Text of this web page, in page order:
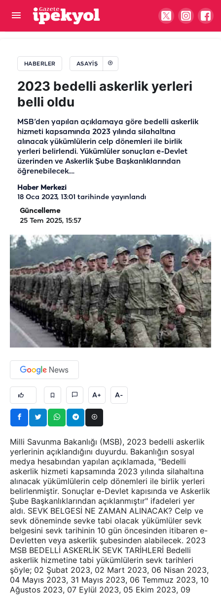
HABERLER ASAYIŞ
2023 bedelli askerlik yerleri
belli oldu
MSB’den yapılan açıklamaya göre bedelli askerlik
hizmeti kapsamında 2023 yılında silahaltına
alınacak yükümlülerin celp dönemleri ile birlik
yerleri belirlendi. Yükümlüler sonuçları e-Devlet
üzerinden ve Askerlik Şube Başkanlıklarından
öğrenebilecek....
Haber Merkezi
18 Oca 2023, 13:01 tarihinde yayınlandı
Güncelleme
25 Tem 2025, 15:57
A+ A-
Milli Savunma Bakanlığı (MSB), 2023 bedelli askerlik
yerlerinin açıklandığını duyurdu. Bakanlığın sosyal
medya hesabından yapılan açıklamada, "Bedelli
askerlik hizmeti kapsamında 2023 yılında silahaltına
alınacak yükümlülerin celp dönemleri ile birlik yerleri
belirlenmiştir. Sonuçlar e-Devlet kapısında ve Askerlik
Şube Başkanlıklarından açıklanmıştır" ifadeleri yer
aldı. SEVK BELGESİ NE ZAMAN ALINACAK? Celp ve
sevk döneminde sevke tabi olacak yükümlüler sevk
belgesini sevk tarihinin 10 gün öncesinden itibaren e-
Devletten veya askerlik şubesinden alabilecek. 2023
MSB BEDELLİ ASKERLİK SEVK TARİHLERİ Bedelli
askerlik hizmetine tabi yükümlülerin sevk tarihleri
şöyle; 02 Şubat 2023, 02 Mart 2023, 06 Nisan 2023,
04 Mayıs 2023, 31 Mayıs 2023, 06 Temmuz 2023, 10
Ağustos 2023, 07 Eylül 2023, 05 Ekim 2023, 09
Şanlıurfa’da tek taraflı kazada araç araziye